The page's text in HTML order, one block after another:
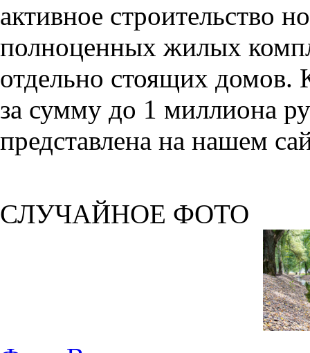
активное строительство
полноценных жилых
отдельно стоящих домов.
за сумму до 1 миллиона
представлена на нашем
СЛУЧАЙНОЕ ФОТО